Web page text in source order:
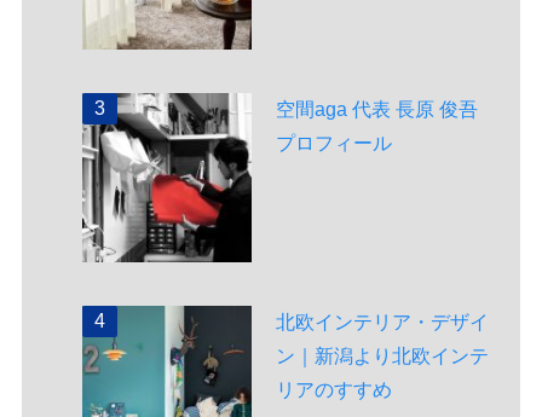
空間aga 代表 長原 俊吾
プロフィール
北欧インテリア・デザイ
ン｜新潟より北欧インテ
リアのすすめ